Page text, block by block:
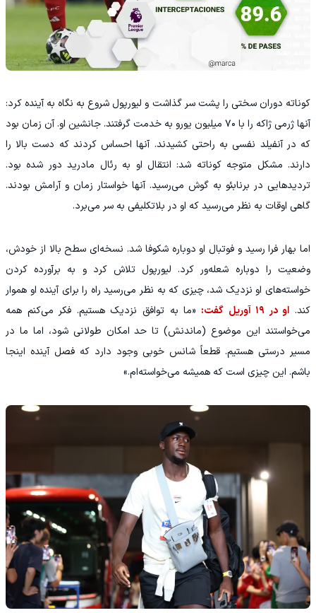
کوناته دوران سختی را پشت سر گذاشت و لیورپول شروع به نگاه به آینده کرد:
آنها ژرمی ژاکه را با ۷۰ میلیون یورو به خدمت گرفتند. جانشین او. آن زمان بود
که در آنفیلد نفسی به راحتی کشیدند. آنها احساس کردند که دست بالا را
دارند. مشکل متوجه کوناته شد: انتقال او به رئال مادرید دور شده بود.
تردیدهایی در برنابئو به گوش می‌رسید. آنها خواستار زمان و آرامش بودند.
گاهی اوقات به نظر می‌رسید که او در بلاتکلیفی به سر می‌برد.
اما بهار فرا رسید و فوتبال او دوباره شکوفا شد. نسخه‌ای سطح بالا از خودش،
وضعیت را دوباره شعله‌ور کرد. لیورپول تلاش کرد و به برآورده کردن
خواسته‌های او نزدیک شد، چیزی که به نظر می‌رسید راه را برای آینده او هموار
کند. او در ۱۹ آوریل گفت:
«ما به توافق نزدیک هستیم. فکر می‌کنم همه
می‌خواستند این موضوع (ماندنش) تا حد امکان طولانی شود، اما ما در
مسیر درستی هستیم. قطعاً شانس خوبی وجود دارد که فصل آینده اینجا
باشم. این چیزی است که همیشه می‌خواسته‌ام.»